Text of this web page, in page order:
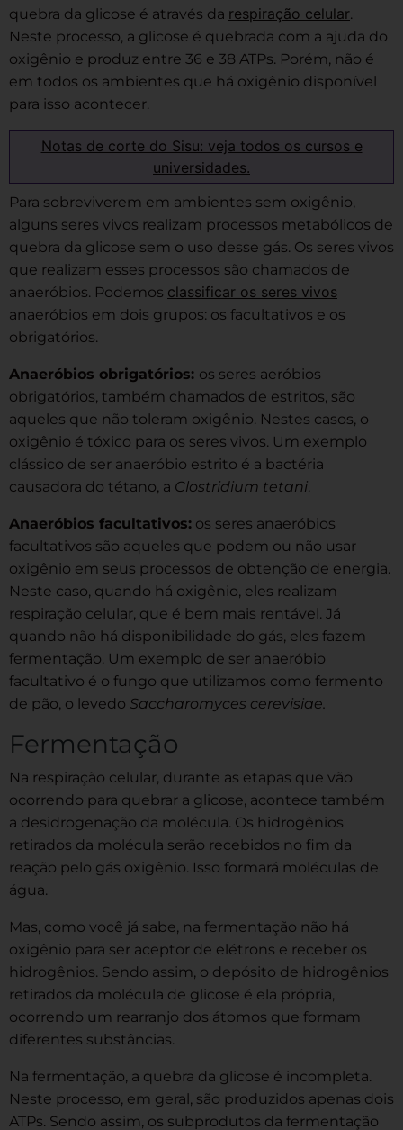
quebra da glicose é através da respiração celular.
Neste processo, a glicose é quebrada com a ajuda do
oxigênio e produz entre 36 e 38 ATPs. Porém, não é
em todos os ambientes que há oxigênio disponível
para isso acontecer.
Notas de corte do Sisu: veja todos os cursos e
universidades.
Para sobreviverem em ambientes sem oxigênio,
alguns seres vivos realizam processos metabólicos de
quebra da glicose sem o uso desse gás. Os seres vivos
que realizam esses processos são chamados de
anaeróbios. Podemos classificar os seres vivos
anaeróbios em dois grupos: os facultativos e os
obrigatórios.
Anaeróbios obrigatórios: os seres aeróbios
obrigatórios, também chamados de estritos, são
aqueles que não toleram oxigênio. Nestes casos, o
oxigênio é tóxico para os seres vivos. Um exemplo
clássico de ser anaeróbio estrito é a bactéria
causadora do tétano, a Clostridium tetani.
Anaeróbios facultativos: os seres anaeróbios
facultativos são aqueles que podem ou não usar
oxigênio em seus processos de obtenção de energia.
Neste caso, quando há oxigênio, eles realizam
respiração celular, que é bem mais rentável. Já
quando não há disponibilidade do gás, eles fazem
fermentação. Um exemplo de ser anaeróbio
facultativo é o fungo que utilizamos como fermento
de pão, o levedo Saccharomyces cerevisiae.
Fermentação
Na respiração celular, durante as etapas que vão
ocorrendo para quebrar a glicose, acontece também
a desidrogenação da molécula. Os hidrogênios
retirados da molécula serão recebidos no fim da
reação pelo gás oxigênio. Isso formará moléculas de
água.
Mas, como você já sabe, na fermentação não há
oxigênio para ser aceptor de elétrons e receber os
hidrogênios. Sendo assim, o depósito de hidrogênios
retirados da molécula de glicose é ela própria,
ocorrendo um rearranjo dos átomos que formam
diferentes substâncias.
Na fermentação, a quebra da glicose é incompleta.
Neste processo, em geral, são produzidos apenas dois
ATPs. Sendo assim, os subprodutos da fermentação